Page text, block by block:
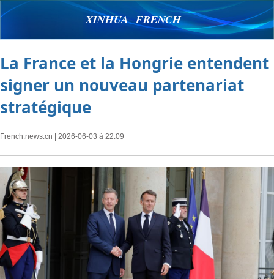
XINHUA FRENCH
La France et la Hongrie entendent
signer un nouveau partenariat
stratégique
French.news.cn | 2026-06-03 à 22:09